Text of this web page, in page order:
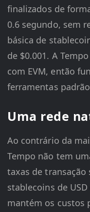
finalizados de
0.6 segundo, sem
básica de
de $0.001. A
com EVM, então
ferramentas
Uma rede
Ao contrário da
Tempo não tem
taxas de
stablecoins de USD
mantém os custos